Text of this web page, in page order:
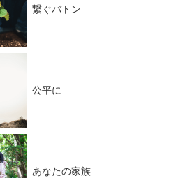
繋ぐバトン
公平に
あなたの家族